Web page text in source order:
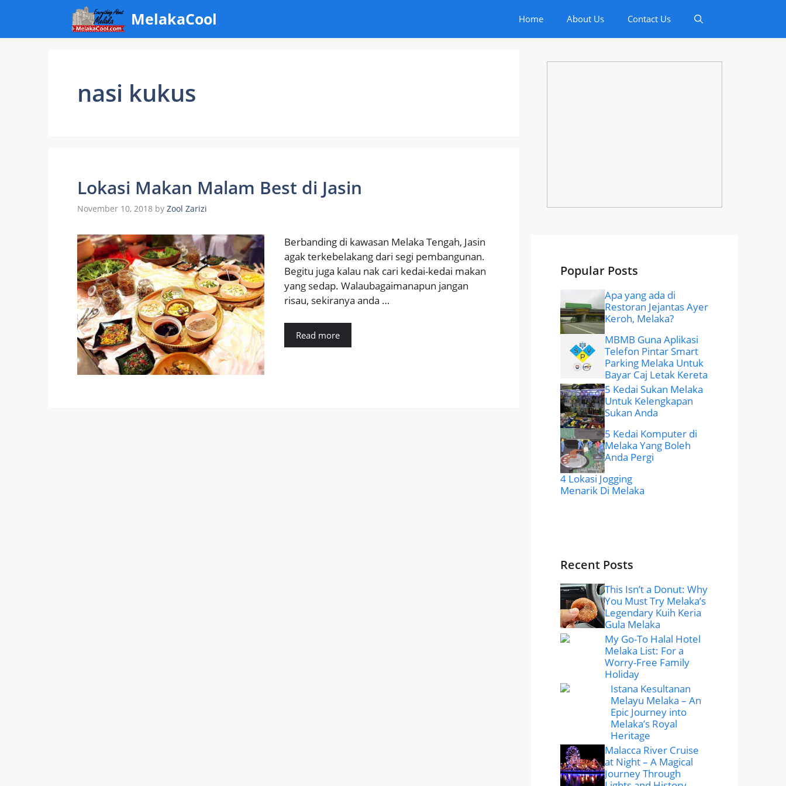
content
MelakaCool Home About Us Contact Us
nasi kukus
Lokasi Makan Malam Best di Jasin
November 10, 2018 by Zool Zarizi
Berbanding di kawasan Melaka Tengah, Jasin
agak terkebelakang dari segi pembangunan.
Begitu juga kalau nak cari kedai-kedai makan
yang sedap. Walaubagaimanapun jangan
risau, sekiranya anda …
Read more
Popular Posts
Apa yang ada di
Restoran Jejantas Ayer
Keroh, Melaka?
MBMB Guna Aplikasi
Telefon Pintar Smart
Parking Melaka Untuk
Bayar Caj Letak Kereta
5 Kedai Sukan Melaka
Untuk Kelengkapan
Sukan Anda
5 Kedai Komputer di
Melaka Yang Boleh
Anda Pergi
4 Lokasi Jogging
Menarik Di Melaka
Recent Posts
This Isn’t a Donut: Why
You Must Try Melaka’s
Legendary Kuih Keria
Gula Melaka
My Go-To Halal Hotel
Melaka List: For a
Worry-Free Family
Holiday
Istana Kesultanan
Melayu Melaka – An
Epic Journey into
Melaka’s Royal
Heritage
Malacca River Cruise
at Night – A Magical
Journey Through